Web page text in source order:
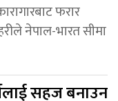
फरार
नेपाल-भारत सीमा
सहज बनाउन